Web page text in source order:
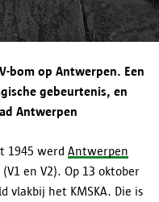
bom op Antwerpen. Een
gebeurtenis, en
Antwerpen
1945 werd Antwerpen
(V1 en V2). Op 13 oktober
vlakbij het KMSKA. Die is
partijen .
specifiek geval
via
door stad
Dan kan je onze
contacteren via